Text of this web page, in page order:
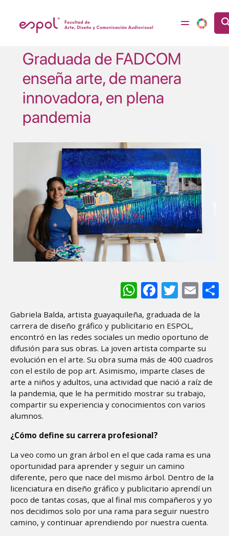
Graduada de FADCOM
enseña arte, de manera
innovadora, en plena
pandemia
Image
WhatsApp
Facebook
Twitter
Gabriela Balda, artista guayaquileña, graduada de la
carrera de diseño gráfico y publicitario en ESPOL,
encontró en las redes sociales un medio oportuno de
difusión para sus obras. La joven artista comparte su
evolución en el arte. Su obra suma más de 400 cuadros
con el estilo de pop art. Asimismo, imparte clases de
arte a niños y adultos, una actividad que nació a raíz de
la pandemia, que le ha permitido mostrar su trabajo,
compartir su experiencia y conocimientos con varios
alumnos.
¿Cómo define su carrera profesional?
La veo como un gran árbol en el que cada rama es una
oportunidad para aprender y seguir un camino
diferente, pero que nace del mismo árbol. Dentro de la
licenciatura en diseño gráfico y publicitario aprendí un
poco de tantas cosas, que al final mis compañeros y yo
nos decidimos solo por una rama para seguir nuestro
camino, y continuar aprendiendo por nuestra cuenta.